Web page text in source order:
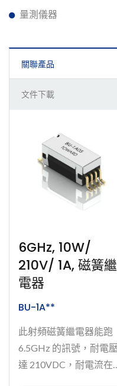
量測儀器
關聯產品
文件下載
6GHz, 10W/
210V/ 1A, 磁簧繼
電器
BU-1A**
此射頻磁簧繼電器能跑
6.5GHz 的訊號，耐電壓
達 210VDC，耐電流在1